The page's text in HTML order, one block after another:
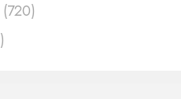
(720)